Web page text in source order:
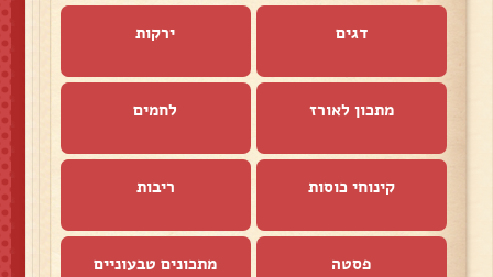
דגים ירקות
מתכון לאורז לחמים
קינוחי כוסות ריבות
פסטה מתכונים טבעוניים